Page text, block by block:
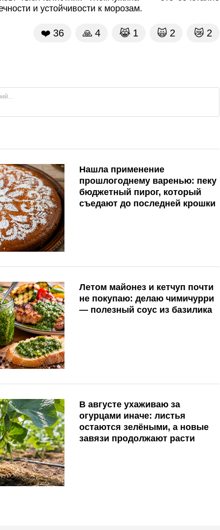
и устойчивости к морозам.
❤️ 36 🙏 4 😹 1 🙀 2 😿 2
Нашла применение
прошлогоднему варенью: пеку
бюджетный пирог, который
съедают до последней крошки
Летом майонез и кетчуп почти
не покупаю: делаю чимичурри
— полезный соус из базилика
В августе ухаживаю за
огурцами иначе: листья
остаются зелёными, а новые
завязи продолжают расти